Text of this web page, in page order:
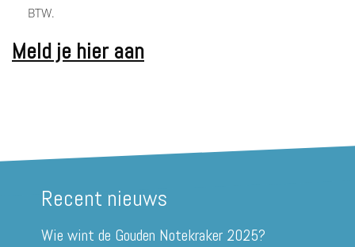
BTW.
Meld je hier aan
Recent nieuws
Wie wint de Gouden Notekraker 2025?